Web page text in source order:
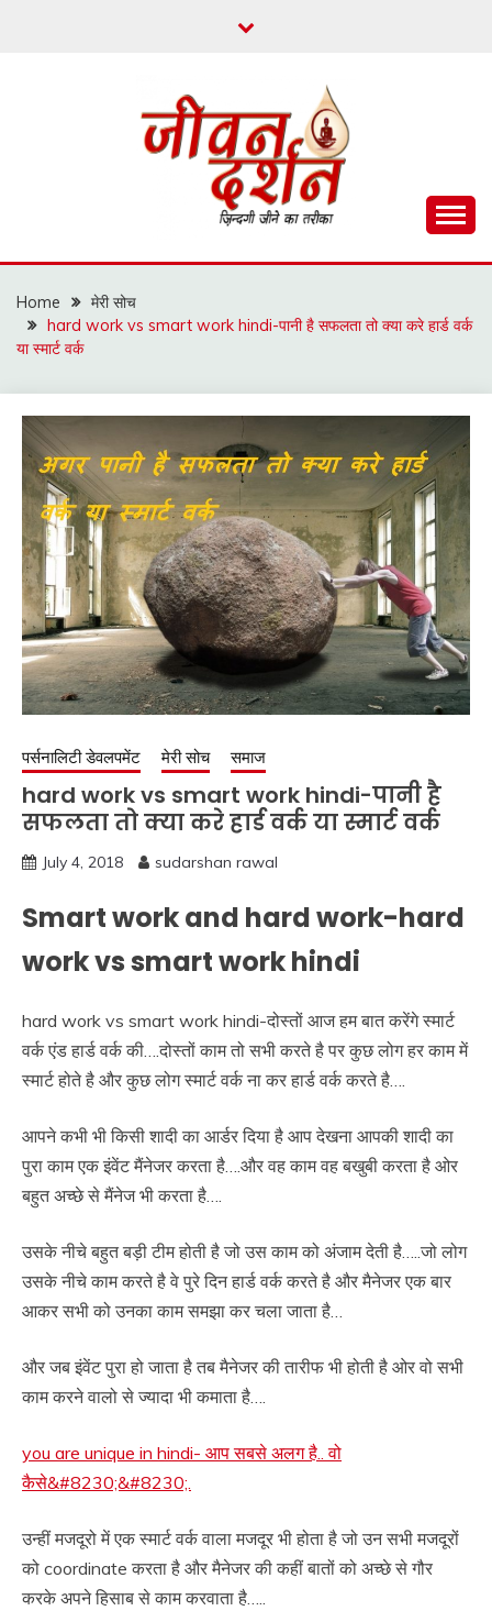
जीवन दर्शन
Home
मेरी सोच
hard work vs smart work hindi-पानी है सफलता तो क्या करे हार्ड वर्क
या स्मार्ट वर्क
पर्सनालिटी डेवलपमेंट मेरी सोच समाज
hard work vs smart work hindi-पानी है
सफलता तो क्या करे हार्ड वर्क या स्मार्ट वर्क
July 4, 2018 sudarshan rawal
Smart work and hard work-hard
work vs smart work hindi
hard work vs smart work hindi-दोस्तों आज हम बात करेंगे स्मार्ट
वर्क एंड हार्ड वर्क की….दोस्तों काम तो सभी करते है पर कुछ लोग हर काम में
स्मार्ट होते है और कुछ लोग स्मार्ट वर्क ना कर हार्ड वर्क करते है….
आपने कभी भी किसी शादी का आर्डर दिया है आप देखना आपकी शादी का
पुरा काम एक इंवेंट मैंनेजर करता है….और वह काम वह बखुबी करता है ओर
बहुत अच्छे से मैंनेज भी करता है….
उसके नीचे बहुत बड़ी टीम होती है जो उस काम को अंजाम देती है…..जो लोग
उसके नीचे काम करते है वे पुरे दिन हार्ड वर्क करते है और मैनेजर एक बार
आकर सभी को उनका काम समझा कर चला जाता है…
और जब इंवेंट पुरा हो जाता है तब मैनेजर की तारीफ भी होती है ओर वो सभी
काम करने वालो से ज्यादा भी कमाता है….
you are unique in hindi- आप सबसे अलग है.. वो
कैसे&#8230;&#8230;.
उन्हीं मजदूरो में एक स्मार्ट वर्क वाला मजदूर भी होता है जो उन सभी मजदूरों
को coordinate करता है और मैनेजर की कहीं बातों को अच्छे से गौर
करके अपने हिसाब से काम करवाता है…..